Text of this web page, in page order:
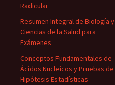
Radicular
Resumen Integral de Biología y
Ciencias de la Salud para
Exámenes
Conceptos Fundamentales de
Ácidos Nucleicos y Pruebas de
Hipótesis Estadísticas